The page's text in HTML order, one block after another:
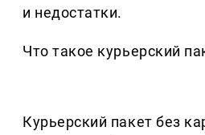
и недостатки.
Что такое курьерский
Курьерский пакет без